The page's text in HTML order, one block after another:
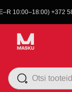
10:00–18:00) +372